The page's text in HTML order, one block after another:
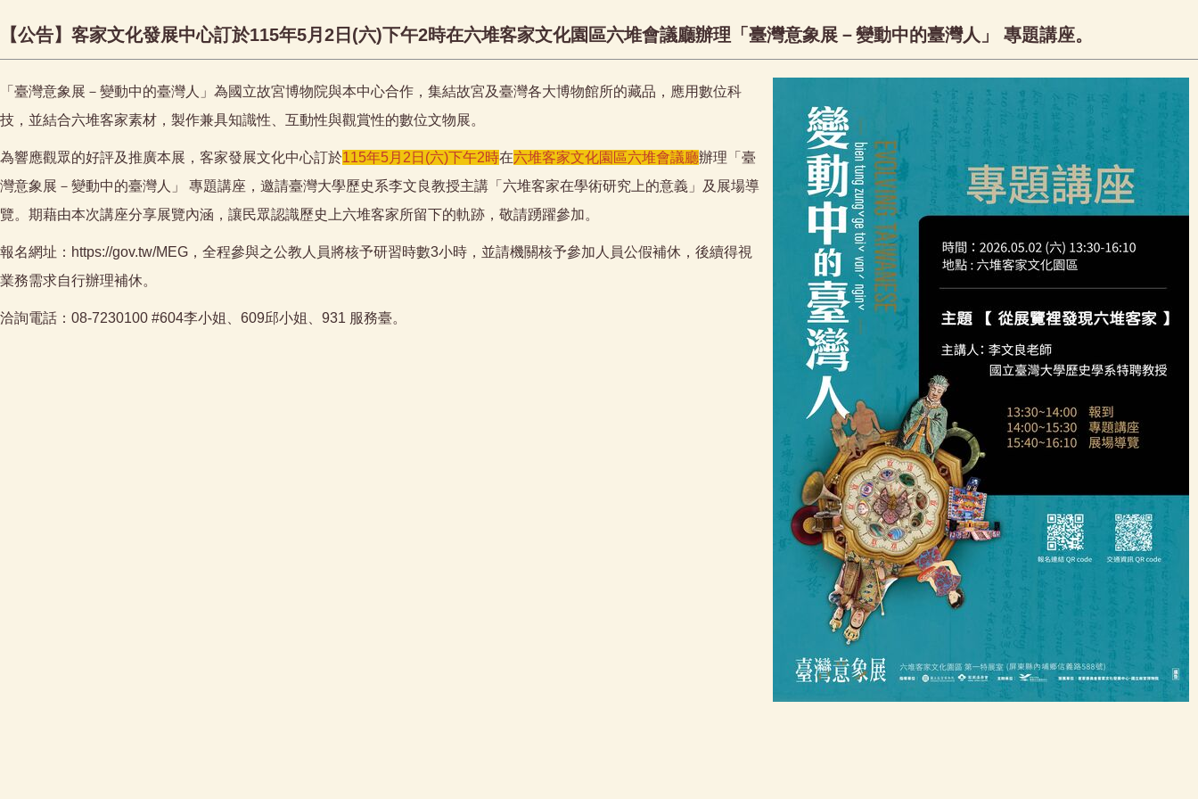
【公告】客家文化發展中心訂於115年5月2日(六)下午2時在六堆客家文化園區六堆會議廳辦理「臺灣意象展－變動中的臺灣人」 專題講座。
「臺灣意象展－變動中的臺灣人」為國立故宮博物院與本中心合作，集結故宮及臺灣各大博物館所的藏品，應用數位科
技，並結合六堆客家素材，製作兼具知識性、互動性與觀賞性的數位文物展。
為響應觀眾的好評及推廣本展，客家發展文化中心訂於115年5月2日(六)下午2時在六堆客家文化園區六堆會議廳辦理「臺
灣意象展－變動中的臺灣人」 專題講座，邀請臺灣大學歷史系李文良教授主講「六堆客家在學術研究上的意義」及展場導
覽。期藉由本次講座分享展覽內涵，讓民眾認識歷史上六堆客家所留下的軌跡，敬請踴躍參加。
報名網址： https://gov.tw/MEG ，全程參與之公教人員將核予研習時數3小時，並請機關核予參加人員公假補休，後續得視
業務需求自行辦理補休。
洽詢電話：08-7230100 #604李小姐、609邱小姐、931 服務臺。